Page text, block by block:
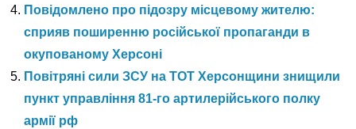
Повідомлено про підозру місцевому жителю:
сприяв поширенню російської пропаганди в
окупованому Херсоні
Повітряні сили ЗСУ на ТОТ Херсонщини знищили
пункт управління 81-го артилерійського полку
армії рф